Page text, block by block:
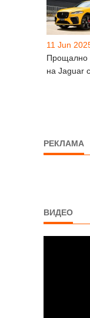
11 Jun
Прощално
на Jaguar
РЕКЛАМА
ВИДЕО